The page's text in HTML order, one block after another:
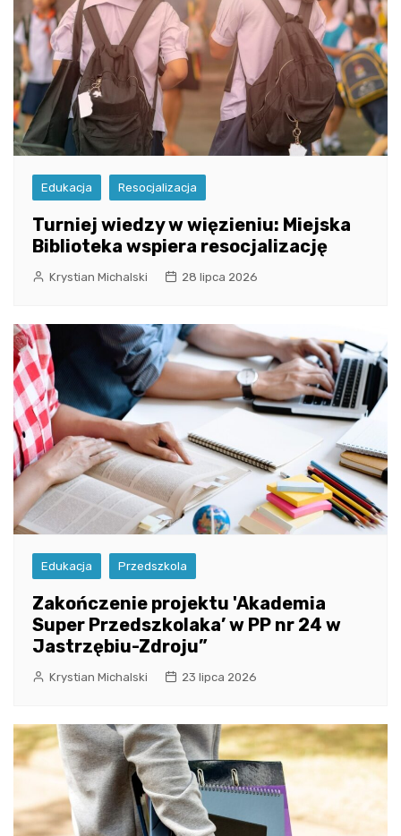
Edukacja Resocjalizacja
Turniej wiedzy w więzieniu: Miejska
Biblioteka wspiera resocjalizację
Krystian Michalski 28 lipca 2026
Edukacja Przedszkola
Zakończenie projektu 'Akademia
Super Przedszkolaka’ w PP nr 24 w
Jastrzębiu-Zdroju”
Krystian Michalski 23 lipca 2026